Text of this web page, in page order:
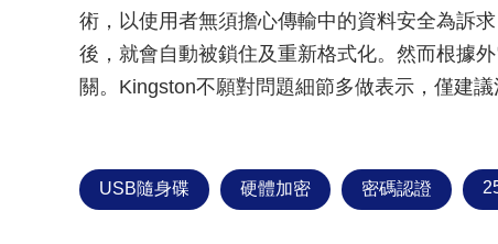
術，以使用者無須擔心傳輸中的資料安全為訴
後，就會自動被鎖住及重新格式化。然而根據
關。Kingston不願對問題細節多做表示，僅建
USB隨身碟 硬體加密 密碼認證